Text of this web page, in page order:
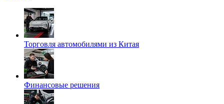
Торговля автомобилями из Китая
Финансовые решения